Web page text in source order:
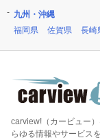
九州・沖縄
福岡県
佐賀県 長崎
carview!（カービュー
らゆる情報やサービス